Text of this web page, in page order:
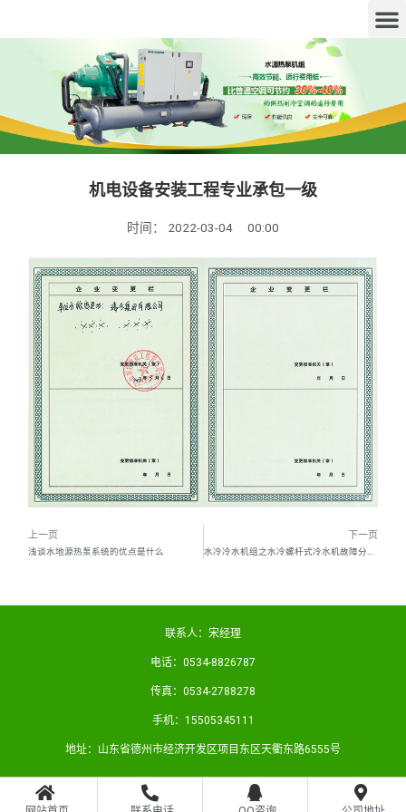
机电设备安装工程专业承包一级
时间： 2022-03-04 00:00
上一页
浅谈水地源热泵系统的优点是什么
下一页
水冷冷水机组之水冷螺杆式冷水机故障分析与排除（一）
联系人：宋经理
电话：0534-8826787
传真：0534-2788278
手机：15505345111
地址：山东省德州市经济开发区项目东区天衢东路6555号